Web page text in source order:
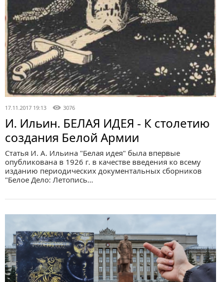
17.11.2017 19:13 3076
И. Ильин. БЕЛАЯ ИДЕЯ - К столетию
создания Белой Армии
Статья И. А. Ильина "Белая идея" была впервые
опубликована в 1926 г. в качестве введения ко всему
изданию периодических документальных сборников
"Белое Дело: Летопись…